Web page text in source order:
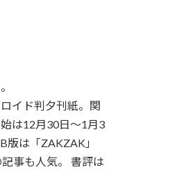
イド判夕刊紙。関
は12月30日〜1月3
は「ZAKZAK」
事も人気。 書評は